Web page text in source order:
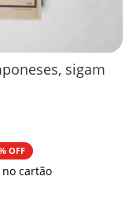
sigam
33,00
OFF
cartão